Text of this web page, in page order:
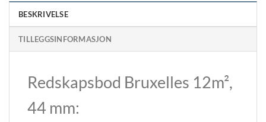
BESKRIVELSE
TILLEGGSINFORMASJON
Redskapsbod Bruxelles 12m²,
44 mm: